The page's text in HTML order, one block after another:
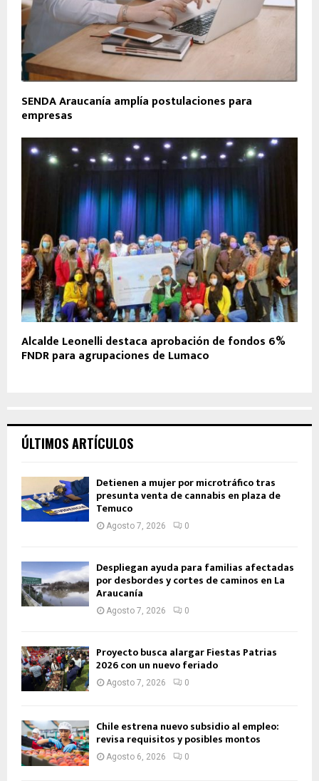
SENDA Araucanía amplía postulaciones para
empresas
Alcalde Leonelli destaca aprobación de fondos 6%
FNDR para agrupaciones de Lumaco
ÚLTIMOS ARTÍCULOS
Detienen a mujer por microtráfico tras
presunta venta de cannabis en plaza de
Temuco
Agosto 7, 2026 0
Despliegan ayuda para familias afectadas
por desbordes y cortes de caminos en La
Araucanía
Agosto 7, 2026 0
Proyecto busca alargar Fiestas Patrias
2026 con un nuevo feriado
Agosto 7, 2026 0
Chile estrena nuevo subsidio al empleo:
revisa requisitos y posibles montos
Agosto 6, 2026 0